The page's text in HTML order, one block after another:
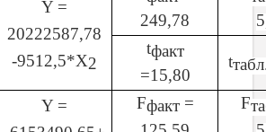
Y =
20222587,78
-9512,5*X2
249,78
tфакт
=15,80
t
Y =
Fфакт=
F